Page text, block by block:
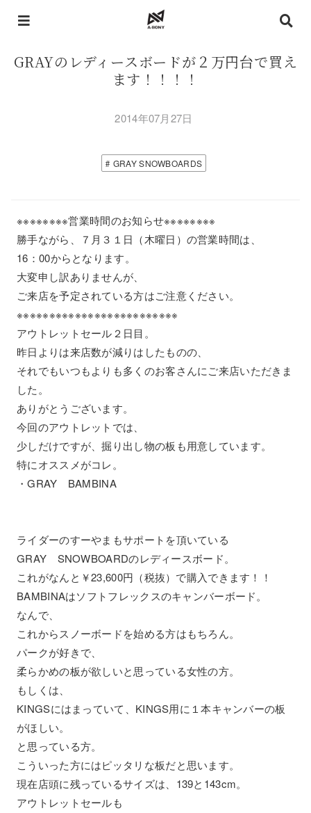
GRAYのレディースボードが２万円台で買え
ます！！！！
2014年07月27日
GRAY SNOWBOARDS
※※※※※※※※営業時間のお知らせ※※※※※※※※
勝手ながら、７月３１日（木曜日）の営業時間は、
16：00からとなります。
大変申し訳ありませんが、
ご来店を予定されている方はご注意ください。
※※※※※※※※※※※※※※※※※※※※※※※※※
アウトレットセール２日目。
昨日よりは来店数が減りはしたものの、
それでもいつもよりも多くのお客さんにご来店いただきま
した。
ありがとうございます。
今回のアウトレットでは、
少しだけですが、掘り出し物の板も用意しています。
特にオススメがコレ。
・GRAY BAMBINA
ライダーのすーやまもサポートを頂いている
GRAY SNOWBOARDのレディースボード。
これがなんと￥23,600円（税抜）で購入できます！！
BAMBINAはソフトフレックスのキャンバーボード。
なんで、
これからスノーボードを始める方はもちろん。
パークが好きで、
柔らかめの板が欲しいと思っている女性の方。
もしくは、
KINGSにはまっていて、KINGS用に１本キャンバーの板
がほしい。
と思っている方。
こういった方にはピッタリな板だと思います。
現在店頭に残っているサイズは、139と143cm。
アウトレットセールも